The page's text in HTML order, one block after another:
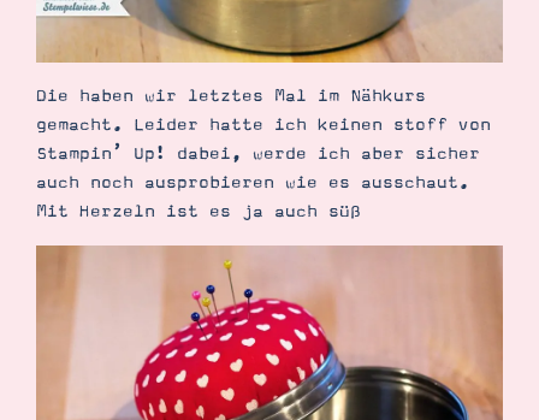
Impressum
Die haben wir letztes Mal im Nähkurs
gemacht. Leider hatte ich keinen stoff von
Stampin’ Up! dabei, werde ich aber sicher
auch noch ausprobieren wie es ausschaut.
Mit Herzeln ist es ja auch süß